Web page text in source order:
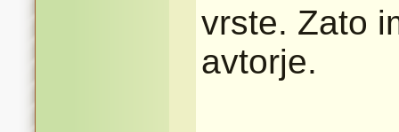
vrste. Zato
avtorje.